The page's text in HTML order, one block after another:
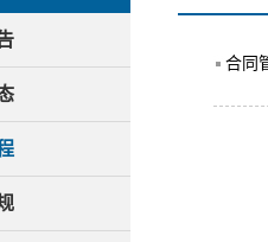
合同